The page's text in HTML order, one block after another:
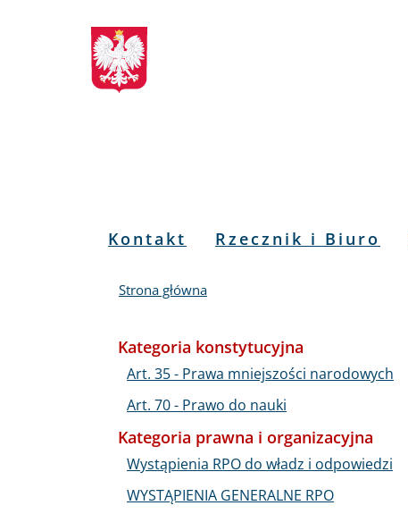
Biuletyn
Informacji
Publicznej
Menu
Kontakt Rzecznik i Biuro
Strona główna
Kategoria konstytucyjna
Art. 35 - Prawa mniejszości narodowych
Art. 70 - Prawo do nauki
Kategoria prawna i organizacyjna
Wystąpienia RPO do władz i odpowiedzi
WYSTĄPIENIA GENERALNE RPO